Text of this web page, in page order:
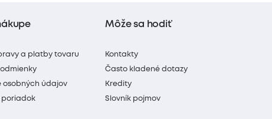
a platby tovaru
osobných údajov
poriadok
Môže sa hodiť
Kontakty
Často kladené dotazy
Kredity
Slovník pojmov